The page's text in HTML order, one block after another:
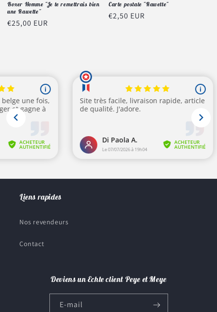
Boxer Homme "Je te remettrais bien
une Rawette"
Prix
€25,00 EUR
Carte postale "Rawette"
Prix
€2,50 EUR
Liens rapides
Nos revendeurs
Contact
Deviens un Echte client Peye et Meye
E-mail